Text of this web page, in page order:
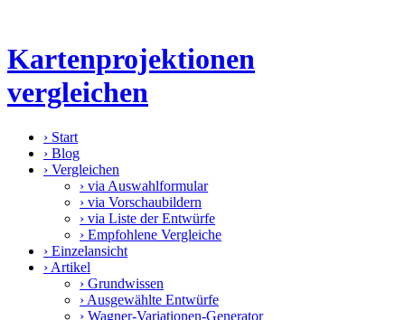
Kartenprojektionen
vergleichen
› Start
› Blog
› Vergleichen
› via Auswahlformular
› via Vorschaubildern
› via Liste der Entwürfe
› Empfohlene Vergleiche
› Einzelansicht
› Artikel
› Grundwissen
› Ausgewählte Entwürfe
› Wagner-Variationen-Generator